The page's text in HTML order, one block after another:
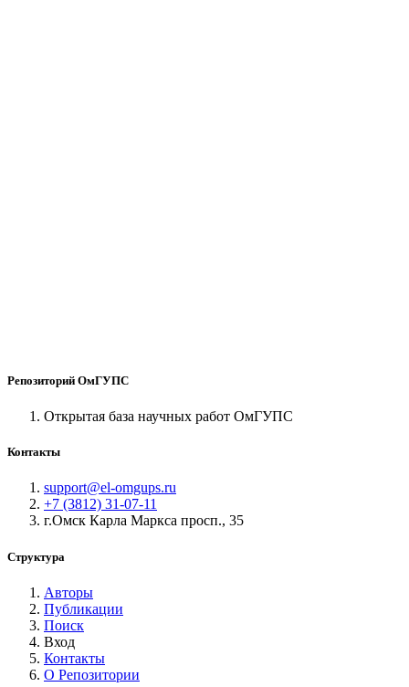
Репозиторий ОмГУПС
Открытая база научных работ ОмГУПС
Контакты
support@el-omgups.ru
+7 (3812) 31-07-11
г.Омск Карла Маркса просп., 35
Структура
Авторы
Публикации
Поиск
Вход
Контакты
О Репозитории